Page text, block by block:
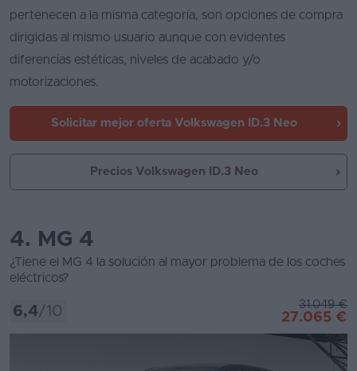
pertenecen a la misma categoría, son opciones de compra
dirigidas al mismo usuario aunque con evidentes
diferencias estéticas, niveles de acabado y/o
motorizaciones.
Solicitar mejor oferta Volkswagen ID.3 Neo
Precios Volkswagen ID.3 Neo
4. MG 4
¿Tiene el MG 4 la solución al mayor problema de los coches
eléctricos?
6,4/10 31.049 €
27.065 €